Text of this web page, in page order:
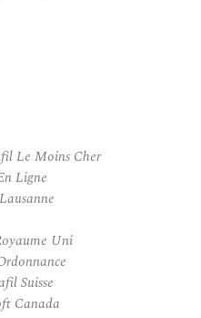
Le Moins Cher
Ligne
Uni
Suisse
Canada